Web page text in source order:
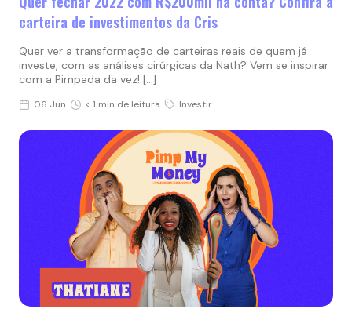
carteira de investimentos da Cris
Quer ver a transformação de carteiras reais de quem já
investe, com as análises cirúrgicas da Nath? Vem se inspirar
com a Pimpada da vez! […]
06 Jun < 1 min de leitura Investir